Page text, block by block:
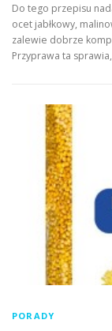
Do tego przepisu
ocet jabłkowy,
zalewie dobrze
Przyprawa ta
PORADY